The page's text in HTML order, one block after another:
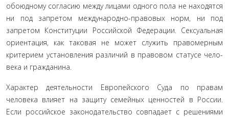
обоюдному согласию между лицами одного пола не находят­ся
ни под запретом международно-правовых норм, ни под
запретом Конституции Российской Федерации. Сексуальная
ориентация, как таковая не может служить правомерным
критерием установления различий в правовом статусе чело­
века и гражданина.
Характер деятельности Европейского Суда по правам
человека влияет на защиту семейных ценностей в России.
Если российское законодательство совпадает с решениями